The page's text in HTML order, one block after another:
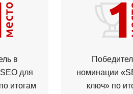
в
для
итогам
номинации
ключ» по